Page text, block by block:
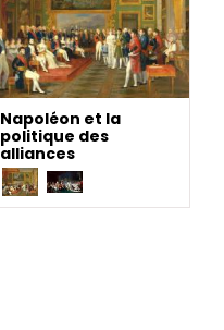
Napoléon et la
politique des
alliances